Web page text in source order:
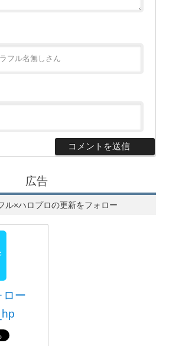
広告
ル×ハロプロの更新をフォロー
ロー